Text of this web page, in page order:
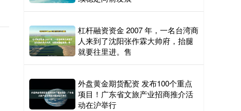
杠杆融资资金 2007 年，一名台湾商
人来到了沈阳张作霖大帅府，抬腿
就要往里进。售
外盘黄金期货配资 发布100个重点
项目！广东省文旅产业招商推介活
动在沪举行